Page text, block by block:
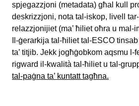
spjegazzjoni (metadata) għal kull
deskrizzjoni, nota tal-iskop, livell
relazzjonijiet (ma’ ħiliet oħra u mal-
Il-ġerarkija tal-ħiliet tal-ESCO
ta’ titjib. Jekk jogħġobkom aqsmu l-
rigward il-kwalità tal-ħiliet u tal-
tal-paġna ta’ kuntatt tagħna.